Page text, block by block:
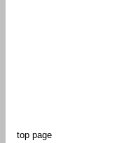
top page